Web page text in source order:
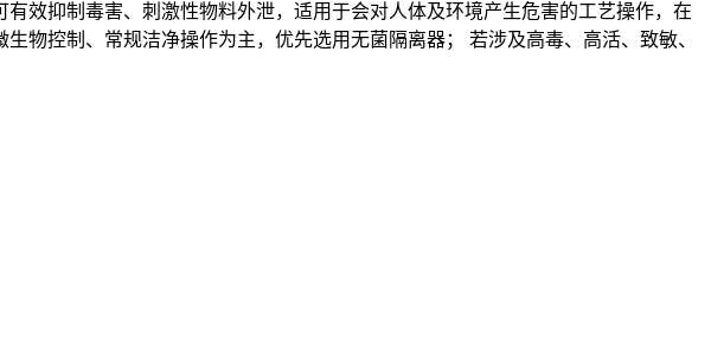
效抑制毒害、刺激性物料外泄，适用于会对人体及环境产生危害的工艺操作，在
物控制、常规洁净操作为主，优先选用无菌隔离器； 若涉及高毒、高活、致敏、